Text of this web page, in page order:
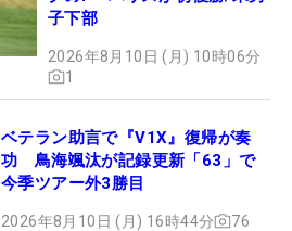
子下部
2026年8月10日 (月) 10時06分
1
ベテラン助言で『V1X』復帰が奏
功 鳥海颯汰が記録更新「63」で
今季ツアー外3勝目
2026年8月10日 (月) 16時44分 76